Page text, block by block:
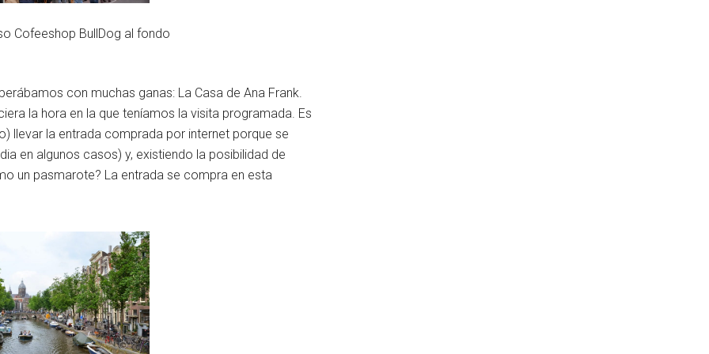
Cofeeshop BullDog al fondo
con muchas ganas: La Casa de Ana Frank.
la hora en la que teníamos la visita programada. Es
llevar la entrada comprada por internet porque se
en algunos casos) y, existiendo la posibilidad de
un pasmarote? La entrada se compra en esta